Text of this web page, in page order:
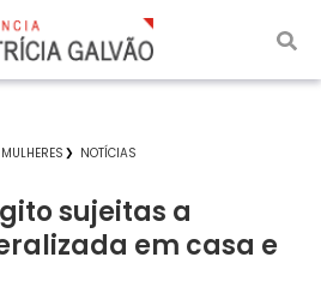
NOTÍCIAS
sujeitas a
em casa e